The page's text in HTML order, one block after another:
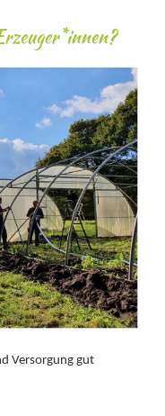
Versorgung gut